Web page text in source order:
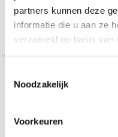
partners kunnen deze
informatie die u aan ze
verzameld op basis van
Noodzakelijk
Voorkeuren
57,99 49,99